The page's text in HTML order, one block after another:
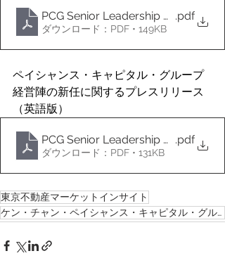
PCG Senior Leadership .pdf
ダウンロード：PDF • 149KB
ペイシャンス・キャピタル・グループ
経営陣の新任に関するプレスリリース
（英語版）
PCG Senior Leadership .pdf
ダウンロード：PDF • 131KB
東京不動産マーケットインサイト
ケン・チャン・ペイシャンス・キャピタル・グループ